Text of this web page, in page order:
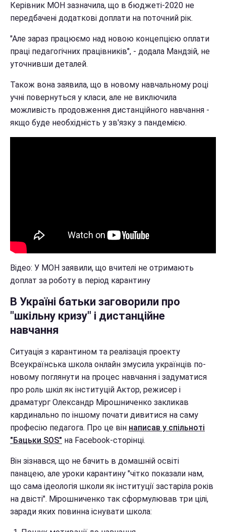
Керівник МОН зазначила, що в бюджеті-2020 не
передбачені додаткові доплати на поточний рік.
"Але зараз працюємо над новою концепцією оплати
праці педагогічних працівників", - додала Мандзій, не
уточнивши деталей.
Також вона заявила, що в новому навчальному році
учні повернуться у класи, але не виключила
можливість продовження дистанційного навчання -
якщо буде необхідність у зв'язку з пандемією.
Відео: У МОН заявили, що вчителі не отримають
доплат за роботу в період карантину
В Україні батьки заговорили про
"шкільну кризу" і дистанційне
навчання
Ситуація з карантином та реалізація проекту
Всеукраїнська школа онлайн змусила українців по-
новому поглянути на процес навчання і задуматися
про роль шкіл як інституцій Актор, режисер і
драматург Олександр Мірошниченко закликав
кардинально по іншому почати дивитися на саму
професію педагога. Про це він написав у спільноті
"Бацьки SOS" на Facebook-сторінці.
Він зізнався, що не бачить в домашній освіті
панацею, але уроки карантину "чітко показали нам,
що сама ідеологія школи як інституції застаріла років
на двісті". Мірошниченко так сформулював три цілі,
заради яких повинна існувати школа: